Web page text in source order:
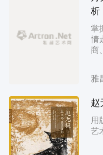
析
掌
情
商
雅
赵
用
艺